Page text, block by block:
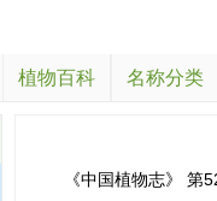
植物百科 名称分类
《中国植物志》 第